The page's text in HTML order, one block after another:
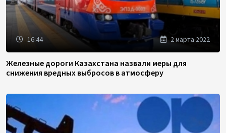
16:44 2 марта 2022
Железные дороги Казахстана назвали меры для
снижения вредных выбросов в атмосферу